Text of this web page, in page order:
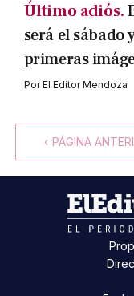
Último adiós.
será el sábado
primeras
PorEl Editor Mendoza
‹ PÁGINA